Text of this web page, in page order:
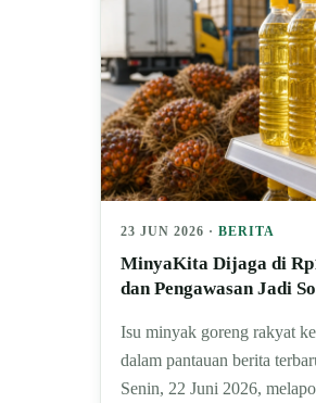
23 JUN 2026 · BERITA
MinyaKita Dijaga di
dan Pengawasan Jadi
Isu minyak goreng rakyat
dalam pantauan berita
Senin, 22 Juni 2026,